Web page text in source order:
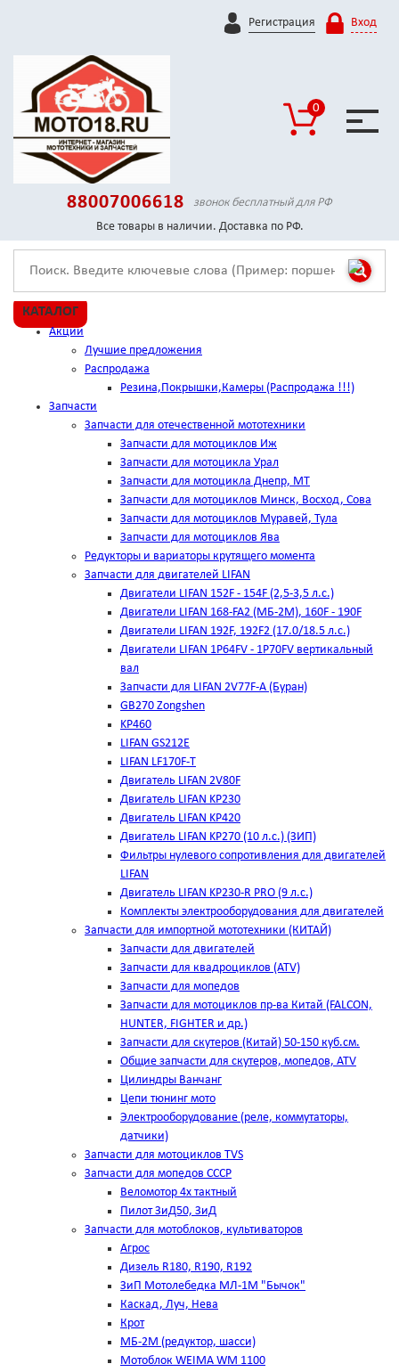
Регистрация Вход
0
88007006618
звонок бесплатный для РФ
Все товары в наличии. Доставка по РФ.
КАТАЛОГ
Акции
Лучшие предложения
Распродажа
Резина,Покрышки,Камеры (Распродажа !!!)
Запчасти
Запчасти для отечественной мототехники
Запчасти для мотоциклов Иж
Запчасти для мотоцикла Урал
Запчасти для мотоцикла Днепр, МТ
Запчасти для мотоциклов Минск, Восход, Сова
Запчасти для мотоциклов Муравей, Тула
Запчасти для мотоциклов Ява
Редукторы и вариаторы крутящего момента
Запчасти для двигателей LIFAN
Двигатели LIFAN 152F - 154F (2,5-3,5 л.с.)
Двигатели LIFAN 168-FA2 (МБ-2М), 160F - 190F
Двигатели LIFAN 192F, 192F2 (17.0/18.5 л.с.)
Двигатели LIFAN 1Р64FV - 1Р70FV вертикальный
вал
Запчасти для LIFAN 2V77F-A (Буран)
GB270 Zongshen
KP460
LIFAN GS212E
LIFAN LF170F-T
Двигатель LIFAN 2V80F
Двигатель LIFAN KP230
Двигатель LIFAN KP420
Двигатель LIFAN KP270 (10 л.с.) (ЗИП)
Фильтры нулевого сопротивления для двигателей
LIFAN
Двигатель LIFAN KP230-R PRO (9 л.с.)
Комплекты электрооборудования для двигателей
Запчасти для импортной мототехники (КИТАЙ)
Запчасти для двигателей
Запчасти для квадроциклов (ATV)
Запчасти для мопедов
Запчасти для мотоциклов пр-ва Китай (FALCON,
HUNTER, FIGHTER и др.)
Запчасти для скутеров (Китай) 50-150 куб.см.
Общие запчасти для скутеров, мопедов, ATV
Цилиндры Ванчанг
Цепи тюнинг мото
Электрооборудование (реле, коммутаторы,
датчики)
Запчасти для мотоциклов TVS
Запчасти для мопедов СССР
Веломотор 4х тактный
Пилот ЗиД50, ЗиД
Запчасти для мотоблоков, культиваторов
Агрос
Дизель R180, R190, R192
ЗиП Мотолебедка МЛ-1М "Бычок"
Каскад, Луч, Нева
Крот
МБ-2М (редуктор, шасси)
Мотоблок WEIMA WM 1100